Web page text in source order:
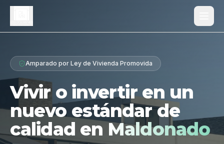
Proyecto
Diferenciales
Tipologías
Galería
Amparado por Ley de Vivienda Promovida
Vivir o invertir en un
nuevo estándar de
calidad en Maldonado